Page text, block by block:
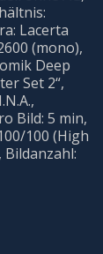
Lacerta
(mono),
Deep
Set 2“,
Bild: 5 min,
100 (High
Bildanzahl: